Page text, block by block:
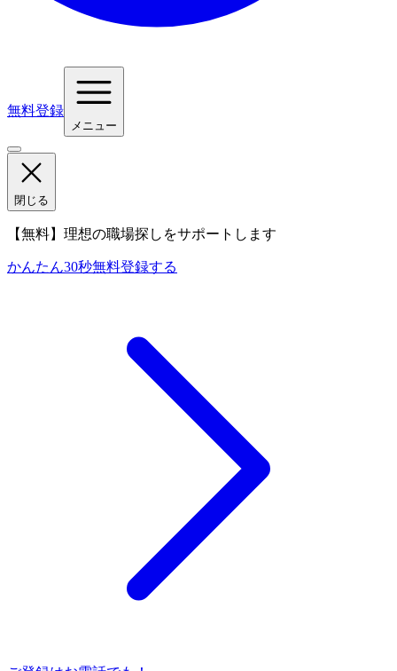
無料登録
メニュー
閉じる
【無料】理想の職場探しをサポートします
かんたん30秒無料登録する